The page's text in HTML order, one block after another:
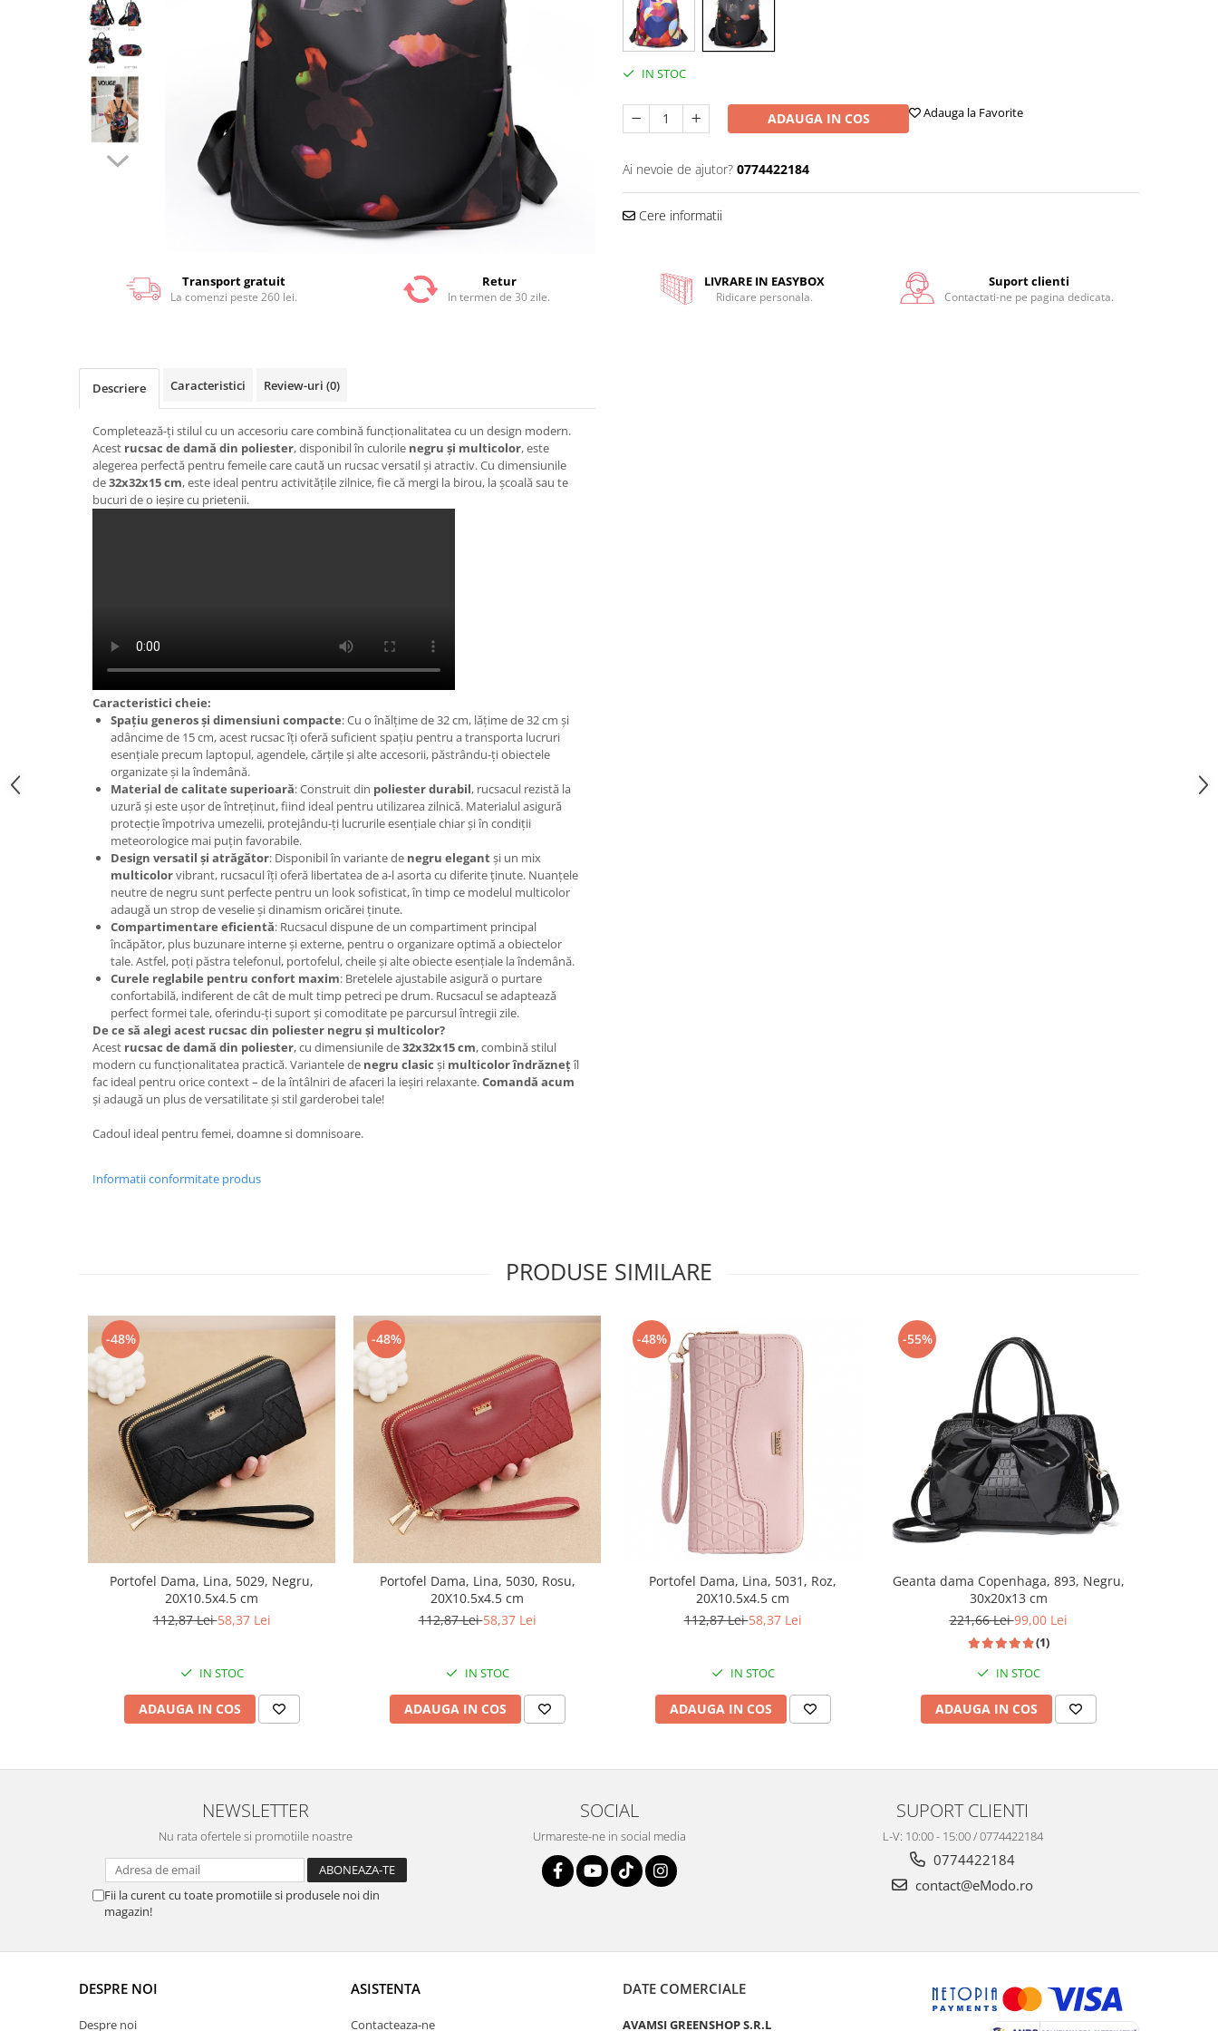
IN STOC
ADAUGA IN COS Adauga la Favorite
Ai nevoie de ajutor? 0774422184
Cere informatii
Transport gratuit
La comenzi peste 260 lei.
Retur
In termen de 30 zile.
LIVRARE IN EASYBOX
Ridicare personala.
Suport clienti
Contactati-ne pe pagina dedicata.
Descriere Caracteristici Review-uri (0)
Completează-ți stilul cu un accesoriu care combină funcționalitatea cu un design modern.
Acest rucsac de damă din poliester, disponibil în culorile negru și multicolor, este
alegerea perfectă pentru femeile care caută un rucsac versatil și atractiv. Cu dimensiunile
de32x32x15 cm, este ideal pentru activitățile zilnice, fie că mergi la birou, la școală sau te
bucuri de o ieșire cu prietenii.
Caracteristici cheie:
Spațiu generos și dimensiuni compacte: Cu o înălțime de 32 cm, lățime de 32 cm și
adâncime de 15 cm, acest rucsac îți oferă suficient spațiu pentru a transporta lucruri
esențiale precum laptopul, agendele, cărțile și alte accesorii, păstrându-ți obiectele
organizate și la îndemână.
Material de calitate superioară: Construit din poliester durabil, rucsacul rezistă la
uzură și este ușor de întreținut, fiind ideal pentru utilizarea zilnică. Materialul asigură
protecție împotriva umezelii, protejându-ți lucrurile esențiale chiar și în condiții
meteorologice mai puțin favorabile.
Design versatil și atrăgător: Disponibil în variante de negru elegantși un mix
multicolorvibrant, rucsacul îți oferă libertatea de a-l asorta cu diferite ținute. Nuanțele
neutre de negru sunt perfecte pentru un look sofisticat, în timp ce modelul multicolor
adaugă un strop de veselie și dinamism oricărei ținute.
Compartimentare eficientă: Rucsacul dispune de un compartiment principal
încăpător, plus buzunare interne și externe, pentru o organizare optimă a obiectelor
tale. Astfel, poți păstra telefonul, portofelul, cheile și alte obiecte esențiale la îndemână.
Curele reglabile pentru confort maxim: Bretelele ajustabile asigură o purtare
confortabilă, indiferent de cât de mult timp petreci pe drum. Rucsacul se adaptează
perfect formei tale, oferindu-ți suport și comoditate pe parcursul întregii zile.
De ce să alegi acest rucsac din poliester negru și multicolor?
Acest rucsac de damă din poliester, cu dimensiunile de32x32x15 cm, combină stilul
modern cu funcționalitatea practică. Variantele de negru clasic și multicolor îndrăznețîl
fac ideal pentru orice context – de la întâlniri de afaceri la ieșiri relaxante.Comandă acum
și adaugă un plus de versatilitate și stil garderobei tale!
Cadoul ideal pentru femei, doamne si domnisoare.
Informatii conformitate produs
PRODUSE SIMILARE
-48%
Portofel Dama, Lina, 5029, Negru,
20X10.5x4.5 cm
112,87 Lei58,37 Lei
IN STOC
ADAUGA IN COS
-48%
Portofel Dama, Lina, 5030, Rosu,
20X10.5x4.5 cm
112,87 Lei58,37 Lei
IN STOC
ADAUGA IN COS
-48%
Portofel Dama, Lina, 5031, Roz,
20X10.5x4.5 cm
112,87 Lei58,37 Lei
IN STOC
ADAUGA IN COS
-55%
Geanta dama Copenhaga, 893, Negru,
30x20x13 cm
221,66 Lei99,00 Lei
(1)
IN STOC
ADAUGA IN COS
NEWSLETTER
Nu rata ofertele si promotiile noastre
Fii la curent cu toate promotiile si produsele noi din
magazin!
SOCIAL
Urmareste-ne in social media
SUPORT CLIENTI
L-V: 10:00 - 15:00 / 0774422184
0774422184
contact@eModo.ro
DESPRE NOI
Despre noi
ASISTENTA
Contacteaza-ne
DATE COMERCIALE
AVAMSI GREENSHOP S.R.L